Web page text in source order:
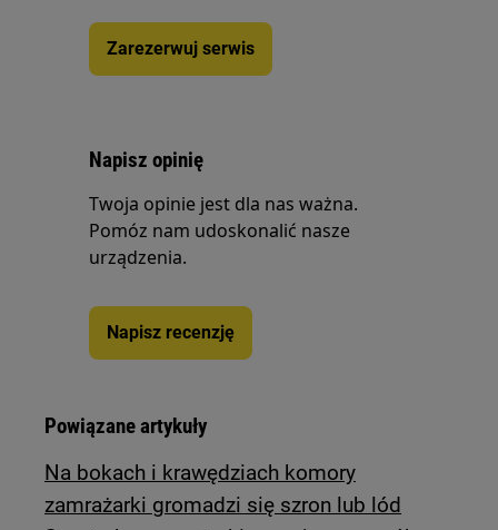
Zarezerwuj serwis
Napisz opinię
Twoja opinie jest dla nas ważna.
Pomóz nam udoskonalić nasze
urządzenia.
Napisz recenzję
Powiązane artykuły
Na bokach i krawędziach komory
zamrażarki gromadzi się szron lub lód